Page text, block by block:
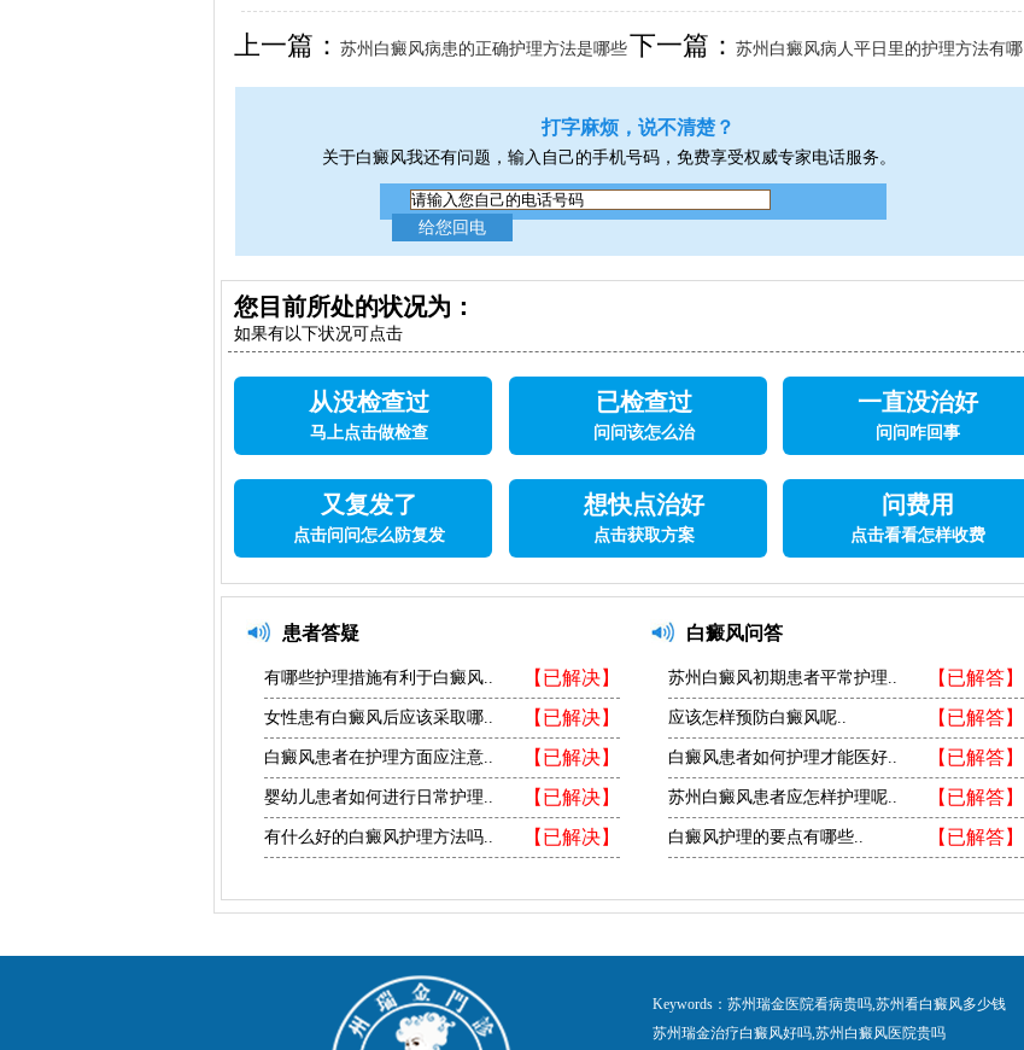
女生应该如何治疗呢
上一篇：苏州白癜风病患的正确护理方法是哪些
呢
下一篇：苏州白癜风病人平日里的护理方法有哪
些呢
打字麻烦，说不清楚？
关于白癜风我还有问题，输入自己的手机号码，免费享受权威专家电话服务。
您目前所处的状况为：
如果有以下状况可点击
从没检查过
马上点击做检查
已检查过
问问该怎么治
一直没治好
问问咋回事
又复发了
点击问问怎么防复发
想快点治好
点击获取方案
问费用
点击看看怎样收费
患者答疑
【已解决】
有哪些护理措施有利于白癜风..
【已解决】
女性患有白癜风后应该采取哪..
【已解决】
白癜风患者在护理方面应注意..
【已解决】
婴幼儿患者如何进行日常护理..
【已解决】
有什么好的白癜风护理方法吗..
白癜风问答
【已解答】
苏州白癜风初期患者平常护理..
【已解答】
应该怎样预防白癜风呢..
【已解答】
白癜风患者如何护理才能医好..
【已解答】
苏州白癜风患者应怎样护理呢..
【已解答】
白癜风护理的要点有哪些..
Keywords：苏州瑞金医院看病贵吗,苏州看白癜风多少钱
苏州瑞金治疗白癜风好吗,苏州白癜风医院贵吗